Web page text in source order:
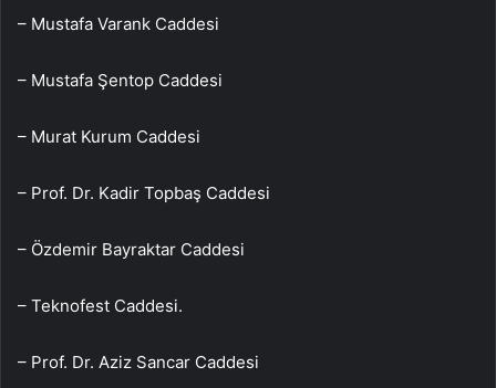
– Mustafa Varank Caddesi
– Mustafa Şentop Caddesi
– Murat Kurum Caddesi
– Prof. Dr. Kadir Topbaş Caddesi
– Özdemir Bayraktar Caddesi
– Teknofest Caddesi.
– Prof. Dr. Aziz Sancar Caddesi